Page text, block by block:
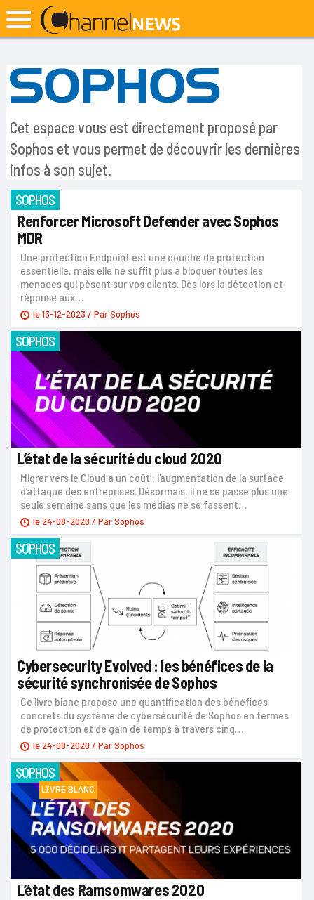
Cet espace vous est directement proposé par
Sophos et vous permet de découvrir les dernières
infos à son sujet.
SOPHOS
Renforcer Microsoft Defender avec Sophos
MDR
Une protection Endpoint est une couche de protection
essentielle, mais elle ne suffit plus à bloquer toutes les
menaces qui pèsent sur vos clients. Dès lors la détection et
réponse aux…
le13-12-2023 / ParSophos
SOPHOS
L’état de la sécurité du cloud 2020
Migrer vers le Cloud a un coût : l’augmentation de la surface
d’attaque des entreprises. Désormais, il ne se passe plus une
seule semaine sans que les médias ne se fassent…
le24-08-2020 / ParSophos
SOPHOS
Cybersecurity Evolved : les bénéfices de la
sécurité synchronisée de Sophos
Ce livre blanc propose une quantification des bénéfices
concrets du système de cybersécurité de Sophos en termes
de protection et de gain de temps à travers cinq…
le24-08-2020 / ParSophos
SOPHOS
LIVRE BLANC
L’état des Ramsomwares 2020